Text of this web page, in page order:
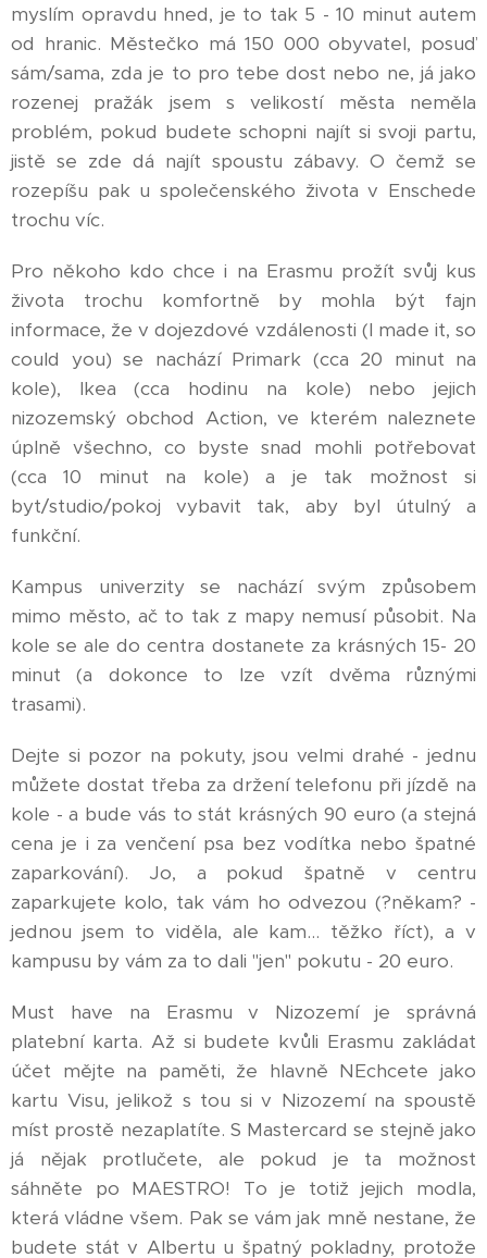
myslím opravdu hned, je to tak 5 - 10 minut autem
od hranic. Městečko má 150 000 obyvatel, posuď
sám/sama, zda je to pro tebe dost nebo ne, já jako
rozenej pražák jsem s velikostí města neměla
problém, pokud budete schopni najít si svoji partu,
jistě se zde dá najít spoustu zábavy. O čemž se
rozepíšu pak u společenského života v Enschede
trochu víc.
Pro někoho kdo chce i na Erasmu prožít svůj kus
života trochu komfortně by mohla být fajn
informace, že v dojezdové vzdálenosti (I made it, so
could you) se nachází Primark (cca 20 minut na
kole), Ikea (cca hodinu na kole) nebo jejich
nizozemský obchod Action, ve kterém naleznete
úplně všechno, co byste snad mohli potřebovat
(cca 10 minut na kole) a je tak možnost si
byt/studio/pokoj vybavit tak, aby byl útulný a
funkční.
Kampus univerzity se nachází svým způsobem
mimo město, ač to tak z mapy nemusí působit. Na
kole se ale do centra dostanete za krásných 15- 20
minut (a dokonce to lze vzít dvěma různými
trasami).
Dejte si pozor na pokuty, jsou velmi drahé - jednu
můžete dostat třeba za držení telefonu při jízdě na
kole - a bude vás to stát krásných 90 euro (a stejná
cena je i za venčení psa bez vodítka nebo špatné
zaparkování). Jo, a pokud špatně v centru
zaparkujete kolo, tak vám ho odvezou (?někam? -
jednou jsem to viděla, ale kam... těžko říct), a v
kampusu by vám za to dali "jen" pokutu - 20 euro.
Must have na Erasmu v Nizozemí je správná
platební karta. Až si budete kvůli Erasmu zakládat
účet mějte na paměti, že hlavně NEchcete jako
kartu Visu, jelikož s tou si v Nizozemí na spoustě
míst prostě nezaplatíte. S Mastercard se stejně jako
já nějak protlučete, ale pokud je ta možnost
sáhněte po MAESTRO! To je totiž jejich modla,
která vládne všem. Pak se vám jak mně nestane, že
budete stát v Albertu u špatný pokladny, protože